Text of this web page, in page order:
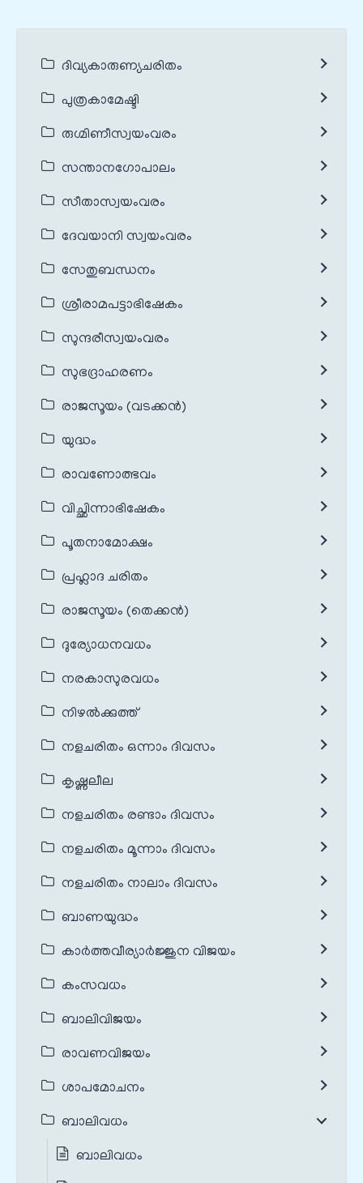
ദിവ്യകാരുണ്യചരിതം
പുത്രകാമേഷ്ടി
രുഗ്മിണീസ്വയംവരം
സന്താനഗോപാലം
സീതാസ്വയംവരം
ദേവയാനി സ്വയംവരം
സേതുബന്ധനം
ശ്രീരാമപട്ടാഭിഷേകം
സുന്ദരീസ്വയംവരം
സുഭദ്രാഹരണം
രാജസൂയം (വടക്കൻ)
യുദ്ധം
രാവണോത്ഭവം
വിച്ഛിന്നാഭിഷേകം
പൂതനാമോക്ഷം
പ്രഹ്ലാദ ചരിതം
രാജസൂയം (തെക്കൻ)
ദുര്യോധനവധം
നരകാസുരവധം
നിഴൽക്കുത്ത്
നളചരിതം ഒന്നാം ദിവസം
കൃഷ്ണലീല
നളചരിതം രണ്ടാം ദിവസം
നളചരിതം മൂന്നാം ദിവസം
നളചരിതം നാലാം ദിവസം
ബാണയുദ്ധം
കാർത്തവീര്യാർജ്ജുന വിജയം
കംസവധം
ബാലിവിജയം
രാവണവിജയം
ശാപമോചനം
ബാലിവധം
ബാലിവധം